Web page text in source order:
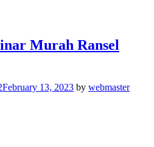
Murah Ransel
February 13, 2023 by webmaster